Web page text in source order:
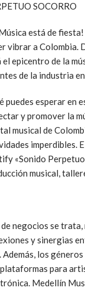
SOCORRO
está de
vibrar a Colombia.
el epicentro de la
de la industria
puedes esperar en
y promover la
musical de
imperdibles.
«Sonido
musical,
de negocios se
y sinergias
Además, los
para
Medellín